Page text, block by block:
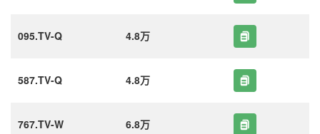
095.TV-Q 4.8万
587.TV-Q 4.8万
767.TV-W 6.8万